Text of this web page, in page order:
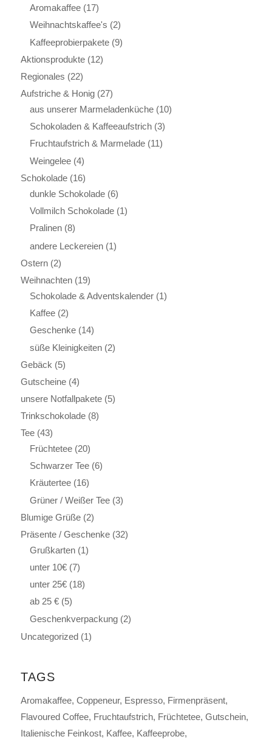
Aromakaffee (17)
Weihnachtskaffee's (2)
Kaffeeprobierpakete (9)
Aktionsprodukte (12)
Regionales (22)
Aufstriche & Honig (27)
aus unserer Marmeladenküche (10)
Schokoladen & Kaffeeaufstrich (3)
Fruchtaufstrich & Marmelade (11)
Weingelee (4)
Schokolade (16)
dunkle Schokolade (6)
Vollmilch Schokolade (1)
Pralinen (8)
andere Leckereien (1)
Ostern (2)
Weihnachten (19)
Schokolade & Adventskalender (1)
Kaffee (2)
Geschenke (14)
süße Kleinigkeiten (2)
Gebäck (5)
Gutscheine (4)
unsere Notfallpakete (5)
Trinkschokolade (8)
Tee (43)
Früchtetee (20)
Schwarzer Tee (6)
Kräutertee (16)
Grüner / Weißer Tee (3)
Blumige Grüße (2)
Präsente / Geschenke (32)
Grußkarten (1)
unter 10€ (7)
unter 25€ (18)
ab 25 € (5)
Geschenkverpackung (2)
Uncategorized (1)
TAGS
Aromakaffee Coppeneur Espresso Firmenpräsent
Flavoured Coffee Fruchtaufstrich Früchtetee Gutschein
Italienische Feinkost Kaffee Kaffeeprobe